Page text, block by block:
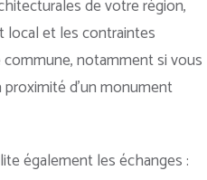
de votre région,
local et les contraintes
notamment si vous
d’un monument
également les échanges :